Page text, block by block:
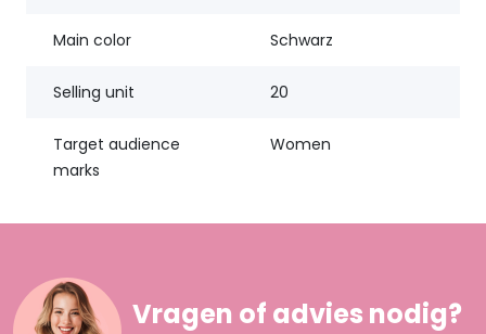
Main color Schwarz
Selling unit 20
Target audience
marks
Women
Vragen of advies nodig?